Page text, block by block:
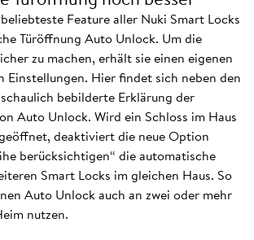
Feature aller Nuki Smart Locks
Türöffnung Auto Unlock. Um die
zu machen, erhält sie einen eigenen
Einstellungen. Hier findet sich neben den
bebilderte Erklärung der
Auto Unlock. Wird ein Schloss im Haus
deaktiviert die neue Option
berücksichtigen“ die automatische
Smart Locks im gleichen Haus. So
Auto Unlock auch an zwei oder mehr
nutzen.